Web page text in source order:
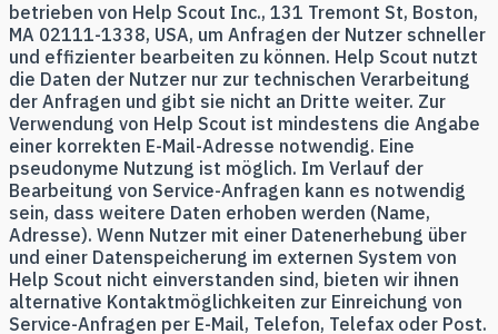
betrieben von Help Scout Inc., 131 Tremont St, Boston,
MA 02111-1338, USA, um Anfragen der Nutzer schneller
und effizienter bearbeiten zu können. Help Scout nutzt
die Daten der Nutzer nur zur technischen Verarbeitung
der Anfragen und gibt sie nicht an Dritte weiter. Zur
Verwendung von Help Scout ist mindestens die Angabe
einer korrekten E-Mail-Adresse notwendig. Eine
pseudonyme Nutzung ist möglich. Im Verlauf der
Bearbeitung von Service-Anfragen kann es notwendig
sein, dass weitere Daten erhoben werden (Name,
Adresse). Wenn Nutzer mit einer Datenerhebung über
und einer Datenspeicherung im externen System von
Help Scout nicht einverstanden sind, bieten wir ihnen
alternative Kontaktmöglichkeiten zur Einreichung von
Service-Anfragen per E-Mail, Telefon, Telefax oder Post.